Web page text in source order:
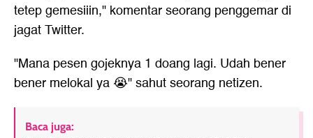
tetep gemesiiin," komentar seorang penggemar di
jagat Twitter.
"Mana pesen gojeknya 1 doang lagi. Udah bener
bener melokal ya 😭" sahut seorang netizen.
Baca juga: